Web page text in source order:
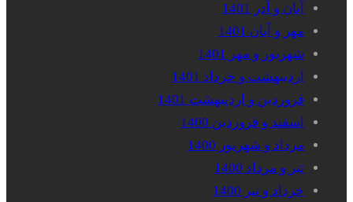
آبان و آذر 1401
مهر و آبان 1401
شهریور و مهر 1401
اردیبهشت و خرداد 1401
فروردین و اردیبهشت 1401
اسفند و فروردین 1400
مرداد و شهریور 1400
تیر و مرداد 1400
خرداد و تیر 1400